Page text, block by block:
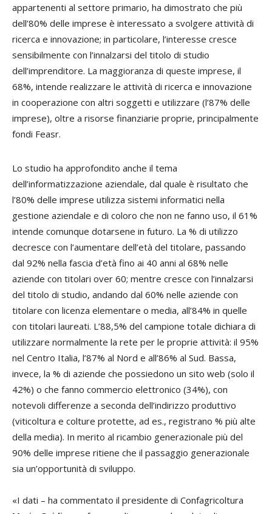
appartenenti al settore primario, ha dimostrato che più
dell’80% delle imprese è interessato a svolgere attività di
ricerca e innovazione; in particolare, l’interesse cresce
sensibilmente con l’innalzarsi del titolo di studio
dell’imprenditore. La maggioranza di queste imprese, il
68%, intende realizzare le attività di ricerca e innovazione
in cooperazione con altri soggetti e utilizzare (l’87% delle
imprese), oltre a risorse finanziarie proprie, principalmente
fondi Feasr.
Lo studio ha approfondito anche il tema
dell’informatizzazione aziendale, dal quale è risultato che
l’80% delle imprese utilizza sistemi informatici nella
gestione aziendale e di coloro che non ne fanno uso, il 61%
intende comunque dotarsene in futuro. La % di utilizzo
decresce con l’aumentare dell’età del titolare, passando
dal 92% nella fascia d’età fino ai 40 anni al 68% nelle
aziende con titolari over 60; mentre cresce con l’innalzarsi
del titolo di studio, andando dal 60% nelle aziende con
titolare con licenza elementare o media, all’84% in quelle
con titolari laureati. L’88,5% del campione totale dichiara di
utilizzare normalmente la rete per le proprie attività: il 95%
nel Centro Italia, l’87% al Nord e all’86% al Sud. Bassa,
invece, la % di aziende che possiedono un sito web (solo il
42%) o che fanno commercio elettronico (34%), con
notevoli differenze a seconda dell’indirizzo produttivo
(viticoltura e colture protette, ad es., registrano % più alte
della media). In merito al ricambio generazionale più del
90% delle imprese ritiene che il passaggio generazionale
sia un’opportunità di sviluppo.
«I dati – ha commentato il presidente di Confagricoltura